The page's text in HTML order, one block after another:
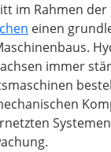
im Rahmen der
einen
immer